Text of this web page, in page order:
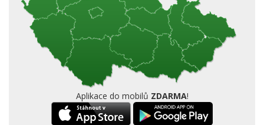
Aplikace do mobilů ZDARMA!